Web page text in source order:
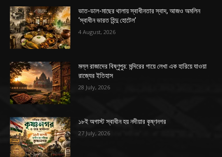
ভাত-ডাল-মাছের থালায় স্বাধীনতার স্বাদ, আজও অমলিন
‘স্বাধীন ভারত হিন্দু হোটেল’
4 August, 2026
মল্ল রাজাদের বিষ্ণুপুর: মন্দিরের গায়ে লেখা এক হারিয়ে যাওয়া
রাজ্যের ইতিহাস
28 July, 2026
১৮ই অগাস্ট স্বাধীন হয় নদীয়ার কৃষ্ণনগর
27 July, 2026